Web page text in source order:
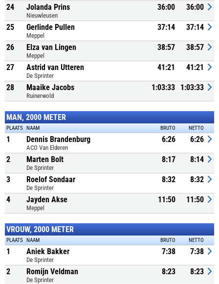
24 Jolanda Prins
Nieuwleusen
36:00 36:00
25 Gerlinde Pullen
Meppel
37:14 37:14
26 Elza van Lingen
Meppel
38:57 38:57
27 Astrid van Utteren
De Sprinter
41:21 41:21
28 Maaike Jacobs
Ruinerwold
1:03:33 1:03:33
MAN, 2000 METER
PLAATS NAAM BRUTO NETTO
1 Dennis Brandenburg
ACO Van Elderen
6:26 6:26
2 Marten Bolt
De Sprinter
8:17 8:14
3 Roelof Sondaar
De Sprinter
8:32 8:32
4 Jayden Akse
Meppel
11:50 11:50
VROUW, 2000 METER
PLAATS NAAM BRUTO NETTO
1 Aniek Bakker
De Sprinter
7:38 7:38
2 Romijn Veldman
De Sprinter
8:23 8:23